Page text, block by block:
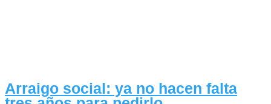
Arraigo social: ya no hacen falta